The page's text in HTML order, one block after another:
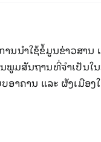
ນຳໃຊ້ຂໍ້ມູນຂ່າວສາ
ມ​ສັນ​ຖານ​ທີ່​ຈຳ​ເປັນ​​
ອາ​ຄານ​ ແລະ ຜັງເມື